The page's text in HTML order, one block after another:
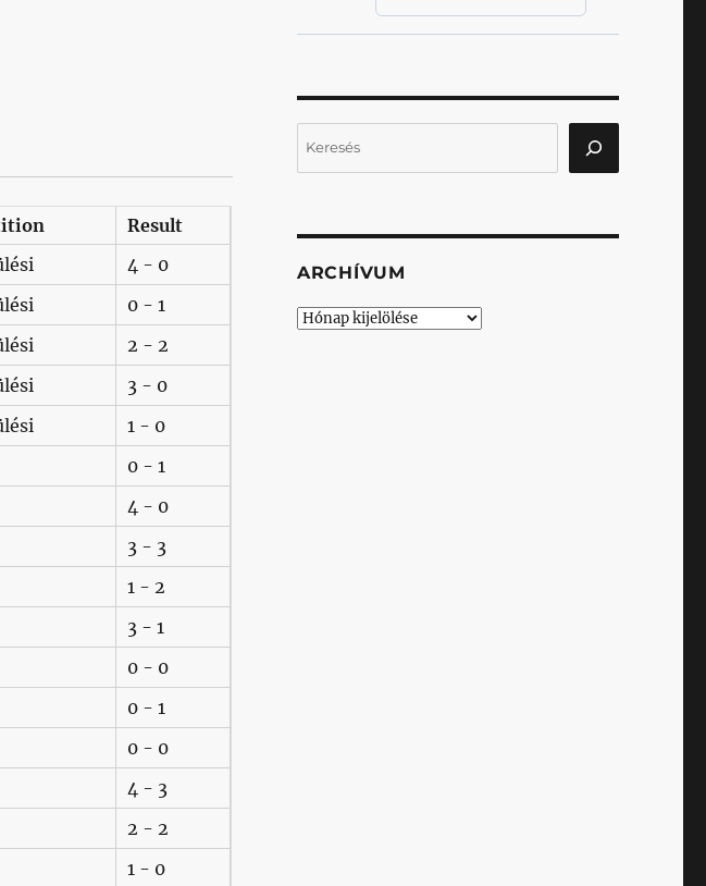
Result
4 - 0
0 - 1
2 - 2
3 - 0
1 - 0
0 - 1
4 - 0
3 - 3
1 - 2
3 - 1
0 - 0
0 - 1
0 - 0
4 - 3
2 - 2
1 - 0
ARCHÍVUM
Archívum